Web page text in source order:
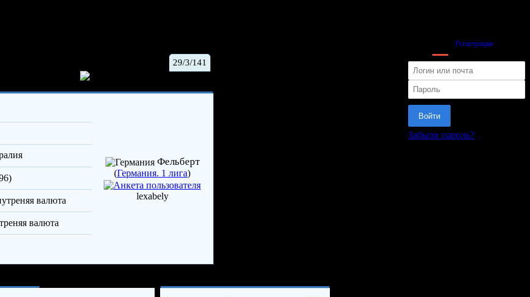
Регистрация
Войти
Забыли пароль?
29/3/141
Фельберт
(Германия. 1 лига)
lexabely